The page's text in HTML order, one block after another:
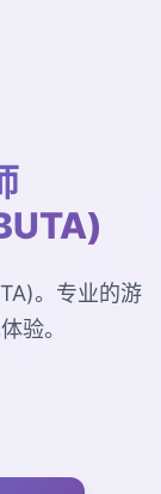
。专业的游
验。